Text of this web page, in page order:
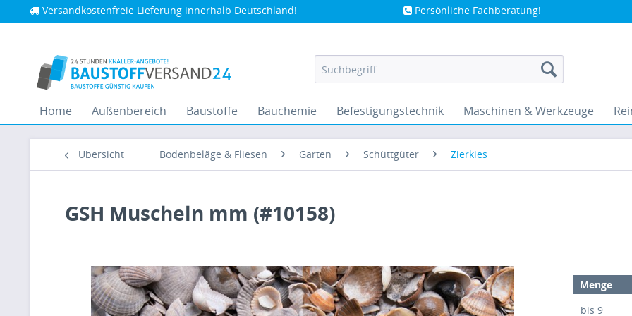
Versandkostenfreie Lieferung innerhalb Deutschland! Persönliche Fachberatung!
Home Außenbereich Baustoffe Bauchemie Befestigungstechnik Maschinen & Werkzeuge
Übersicht Bodenbeläge & Fliesen Garten Schüttgüter Zierkies
GSH Muscheln mm (#10158)
Menge
bis9